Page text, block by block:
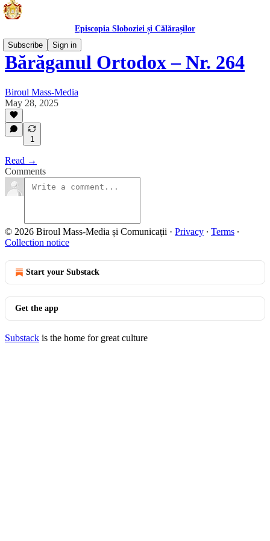
Episcopia Sloboziei și Călărașilor
Subscribe
Sign in
Bărăganul Ortodox – Nr. 264
Biroul Mass-Media
May 28, 2025
1
Read →
Comments
© 2026 Biroul Mass-Media și Comunicații · Privacy ∙ Terms ∙
Collection notice
Start your Substack
Get the app
Substack is the home for great culture